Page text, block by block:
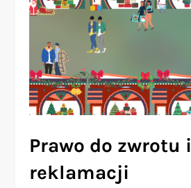
Prawo do zwrotu i
reklamacji